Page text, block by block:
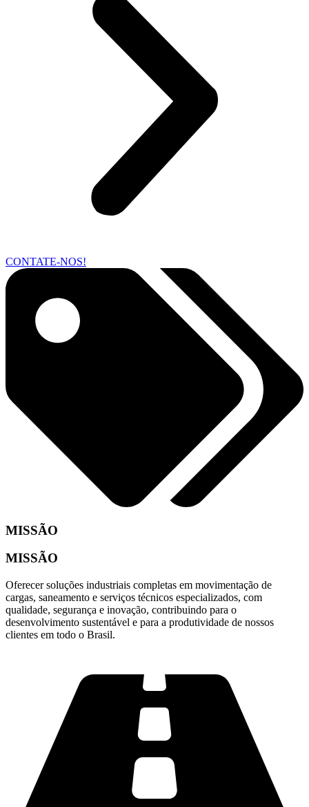
CONTATE-NOS!
MISSÃO
MISSÃO
Oferecer soluções industriais completas em movimentação de
cargas, saneamento e serviços técnicos especializados, com
qualidade, segurança e inovação, contribuindo para o
desenvolvimento sustentável e para a produtividade de nossos
clientes em todo o Brasil.